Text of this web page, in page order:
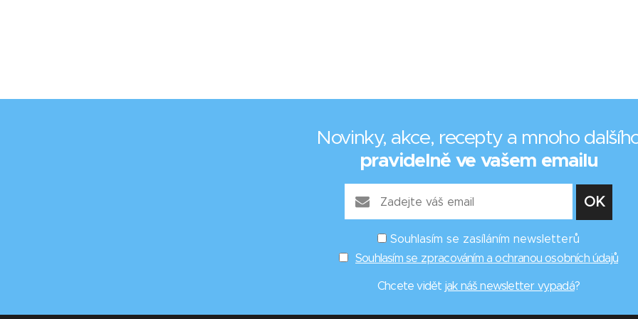
Novinky, akce, recepty a mnoho
pravidelně ve vašem emailu
Souhlasím se zasíláním newsletterů
Souhlasím se zpracováním a ochranou osobních údajů
Chcete vidět jak náš newsletter vypadá?